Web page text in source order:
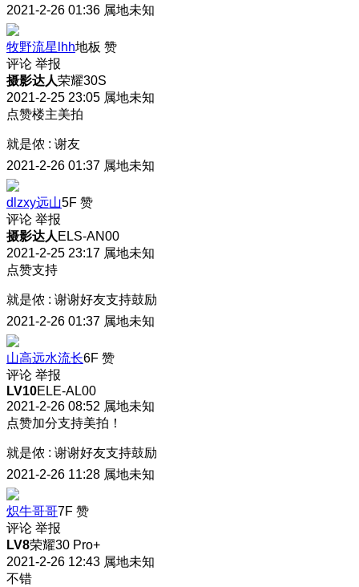
2021-2-26 01:36 属地未知
牧野流星lhh地板 赞
评论 举报
摄影达人荣耀30S
2021-2-25 23:05 属地未知
点赞楼主美拍
就是侬 : 谢友
2021-2-26 01:37 属地未知
dlzxy远山5F 赞
评论 举报
摄影达人 ELS-AN00
2021-2-25 23:17 属地未知
点赞支持
就是侬 : 谢谢好友支持鼓励
2021-2-26 01:37 属地未知
山高远水流长6F 赞
评论 举报
LV10ELE-AL00
2021-2-26 08:52 属地未知
点赞加分支持美拍！
就是侬 : 谢谢好友支持鼓励
2021-2-26 11:28 属地未知
炽牛哥哥7F 赞
评论 举报
LV8荣耀30 Pro+
2021-2-26 12:43 属地未知
不错